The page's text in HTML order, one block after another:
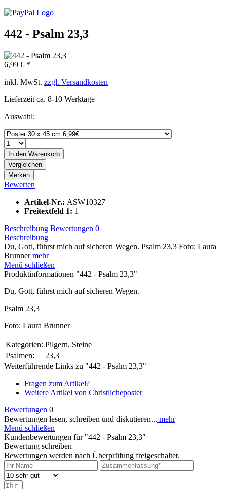
442 - Psalm 23,3
6,99 € *
inkl. MwSt. zzgl. Versandkosten
Lieferzeit ca. 8-10 Werktage
Auswahl:
In den Warenkorb
Vergleichen
Merken
Bewerten
Artikel-Nr.: ASW10327
Freitextfeld 1: 1
Beschreibung Bewertungen 0
Beschreibung
Du, Gott, führst mich auf sicheren Wegen. Psalm 23,3 Foto: Laura
Brunnermehr
Menü schließen
Produktinformationen "442 - Psalm 23,3"
Du, Gott, führst mich auf sicheren Wegen.
Psalm 23,3
Foto: Laura Brunner
Kategorien: Pilgern, Steine
Psalmen:
23,3
Weiterführende Links zu "442 - Psalm 23,3"
Fragen zum Artikel?
Weitere Artikel von Christlicheposter
Bewertungen 0
Bewertungen lesen, schreiben und diskutieren... mehr
Menü schließen
Kundenbewertungen für "442 - Psalm 23,3"
Bewertung schreiben
Bewertungen werden nach Überprüfung freigeschaltet.